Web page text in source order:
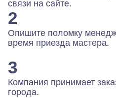
связи на сайте.
2
Опишите поломку
время приезда мастера.
3
Компания принимает
города.